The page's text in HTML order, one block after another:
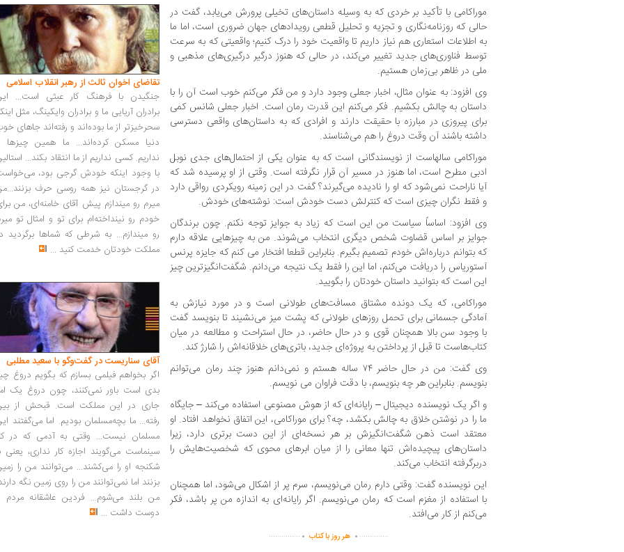
موراکامی با تأکید بر خردی که به وسیله داستان‌های تخیلی پرورش می‌یابد، گفت در
حالی که روزنامه‌نگاری و تجزیه و تحلیل قطعی رویدادهای جهان ضروری است، اما ما
به اطلاعات استعاری هم نیاز داریم تا واقعیت خود را درک کنیم؛ واقعیتی که به سرعت
توسط فناوری‌های جدید تغییر می‌کند، در حالی که هنوز درگیر درگیری‌های مذهبی و
ملی در ظاهر بی‌زمان هستیم.
وی افزود: به عنوان مثال، اخبار جعلی وجود دارد و من فکر می‌کنم خوب است آن را با
داستان به چالش بکشیم. فکر می‌کنم این قدرت رمان است. اخبار جعلی شانس کمی
برای پیروزی در مبارزه با حقیقت دارند و افرادی که به داستان‌های واقعی دسترسی
داشته باشند آن وقت دروغ را هم می‌شناسند.
موراکامی سالهاست از نویسندگانی است که به عنوان یکی از احتمال‌های جدی نوبل
ادبی مطرح است، اما هنوز در مسیر آن قرار نگرفته است. وقتی از او پرسیده شد که
آیا ناراحت نمی‌شود که او را نادیده می‌گیرند؟ گفت در این زمینه رویکردی رواقی دارد
و فقط نگران چیزی است که کنترلش دست خودش است: نوشته‌های خودش.
وی افزود: اساساً سیاست من این است که زیاد به جوایز توجه نکنم. چون برندگان
جوایز بر اساس قضاوت شخص دیگری انتخاب می‌شوند. من به چیزهایی علاقه دارم
که بتوانم درباره‌اش خودم تصمیم بگیرم. بنابراین قطعا افتخار می کنم که جایزه پرنس
آستوریاس را دریافت می‌کنم، اما این را فقط یک نتیجه می‌دانم. شگفت‌انگیزترین چیز
این است که بتوانید داستان خودتان را بگویید.
موراکامی، که یک دونده مشتاق مسافت‌های طولانی است و در مورد نیازش به
آمادگی جسمانی برای تحمل روزهای طولانی که پشت میز می‌نشیند تا بنویسد گفت
با وجود سن بالا همچنان قوی و در حال حاضر، در حال استراحت و مطالعه در میان
کتاب‌هاست تا قبل از پرداختن به پروژه‌ای جدید، باتری‌های خلاقانه‌اش را شارژ کند.
وی گفت: من در حال حاضر ۷۴ ساله هستم و نمی‌دانم هنوز چند رمان می‌توانم
بنویسم. بنابراین هر چه بنویسم، با دقت فراوان می نویسم.
و اگر یک نویسنده دیجیتال – رایانه‌ای که از هوش مصنوعی استفاده می‌کند – جایگاه
ما را در نوشتن خلاق به چالش بکشد، چه؟ برای موراکامی، این اتفاق نخواهد افتاد. او
معتقد است ذهن شگفت‌انگیزش بر هر نسخه‌ای از این دست برتری دارد، زیرا
داستان‌های پیچیده‌اش تنها معانی را از میان ابرهای محوی که شخصیت‌هایش را
دربرگرفته انتخاب می‌کند.
این نویسنده گفت: وقتی دارم رمان می‌نویسم، سرم پر از اشکال می‌شود، اما همچنان
با استفاده از مغزم است که رمان می‌نویسم. اگر رایانه‌ای به اندازه من پر باشد، فکر
می‌کنم از کار می‌افتد.
............... . هر روز با کتاب . ..............
تقاضای اخوان ثالث از رهبر انقلاب اسلامی
جنگیدن با فرهنگ کار عبثی است...
برادران آریایی ما و برادران وایکینگ، مثل
سحرخیزتر از ما بوده‌اند و رفته‌اند جاهای
دنیا مسکن کرده‌اند... ما همین چیزها
نداریم. کسی نداریم از ما انتقاد بکند...
با وجود اینکه خودش گرجی بود،
در گرجستان نیز همه روسی حرف
میرم رو میندازم پیش آقای خامنه‌ای، من
خودم رو نینداخته‌ام برای تو و امثال تو
رو میندازم... به شرطی که شماها برگردید
مملکت خودتان خدمت کنید ...
آقای سناریست در گفت‌وگو با سعید مطلبی
اگر بخواهم فیلمی بسازم که بگویم دروغ
بدی است باور نمی‌کنند، چون دروغ یک
جاری در این مملکت است. قبحش از
رفته... ما بچه‌مسلمان بودیم. اما می‌گفتند
مسلمان نیست... وقتی به آدمی که در
سینماست می‌گویند اجازه کار نداری، یعنی
شکنجه او را می‌کشند... می‌توانند من را
بزنند اما نمی‌توانند من را روی زمین نگه
من بلند می‌شوم... فردین عاشقانه مردم
دوست داشت ...